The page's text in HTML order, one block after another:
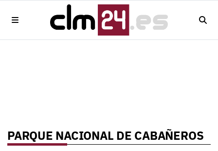
PARQUE NACIONAL DE CABAÑEROS